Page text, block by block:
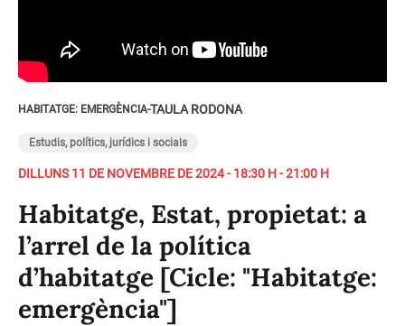
HABITATGE: EMERGÈNCIA-TAULA RODONA
Estudis, polítics, jurídics i socials
DILLUNS 11 DE NOVEMBRE DE 2024 - 18:30 H - 21:00 H
Habitatge, Estat, propietat: a
l’arrel de la política
d’habitatge [Cicle: "Habitatge:
emergència"]